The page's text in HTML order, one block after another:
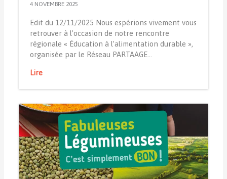
4 NOVEMBRE 2025
Edit du 12/11/2025 Nous espérions vivement vous
retrouver à l’occasion de notre rencontre
régionale « Éducation à l’alimentation durable »,
organisée par le Réseau PARTAAGE…
Lire